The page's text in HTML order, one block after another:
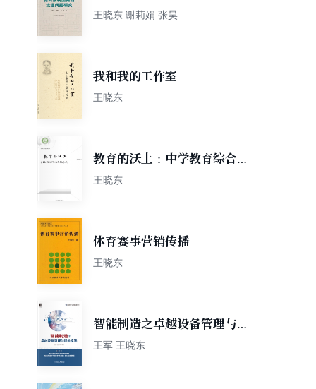
（经济学文库）
王晓东 谢莉娟 张昊
我和我的工作室
王晓东
教育的沃土：中学教育综合素
能高效提升30讲
王晓东
体育赛事营销传播
王晓东
智能制造之卓越设备管理与运
维实践
王军 王晓东